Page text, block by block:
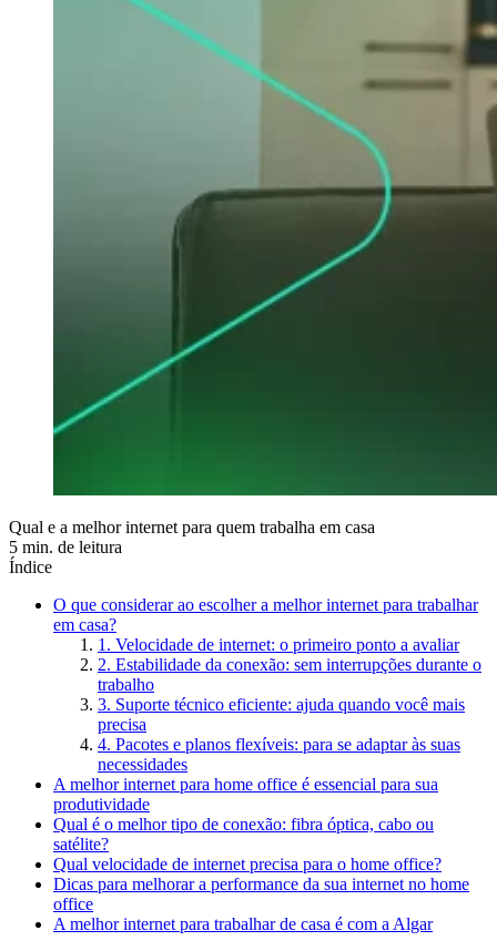
Qual e a melhor internet para quem trabalha em casa
5 min. de leitura
Índice
O que considerar ao escolher a melhor internet para trabalhar
em casa?
1. Velocidade de internet: o primeiro ponto a avaliar
2. Estabilidade da conexão: sem interrupções durante o
trabalho
3. Suporte técnico eficiente: ajuda quando você mais
precisa
4. Pacotes e planos flexíveis: para se adaptar às suas
necessidades
A melhor internet para home office é essencial para sua
produtividade
Qual é o melhor tipo de conexão: fibra óptica, cabo ou
satélite?
Qual velocidade de internet precisa para o home office?
Dicas para melhorar a performance da sua internet no home
office
A melhor internet para trabalhar de casa é com a Algar